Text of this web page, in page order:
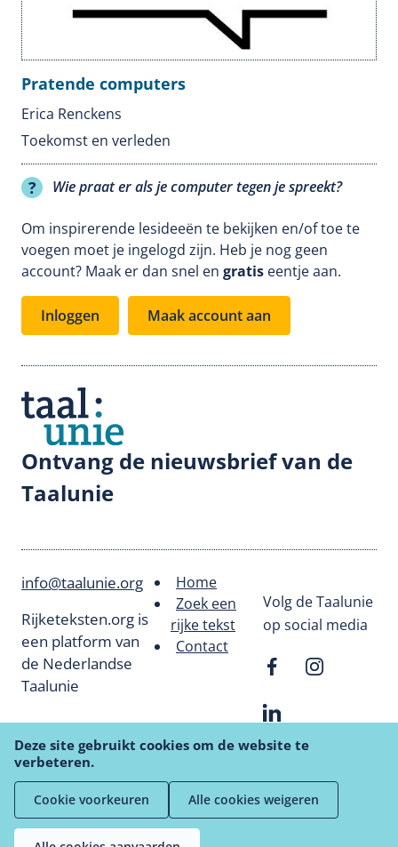
Pratende computers
Erica Renckens
Toekomst en verleden
Wie praat er als je computer tegen je spreekt?
Om inspirerende lesideeën te bekijken en/of toe te
voegen moet je ingelogd zijn. Heb je nog geen
account? Maak er dan snel en gratis eentje aan.
Inloggen Maak account aan
Ontvang de nieuwsbrief van de
Taalunie
info@taalunie.org
Rijketeksten.org is
een platform van
de Nederlandse
Taalunie
Footer
menu
Home
Zoek een
rijke tekst
Contact
Volg de Taalunie
op social media
Deurmat
Privacyverklaring Cookiebeleid
Algemene Gebruiksvoorwaarden
Deze site gebruikt cookies om de website te
verbeteren.
Cookie voorkeuren Alle cookies weigeren